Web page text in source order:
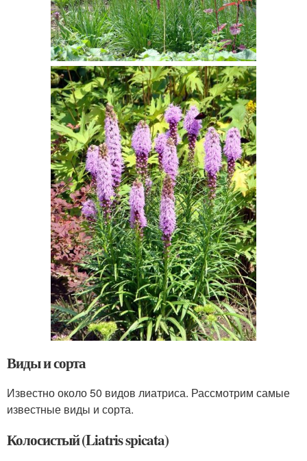
Виды и сорта
Известно около 50 видов лиатриса. Рассмотрим самые
известные виды и сорта.
Колосистый (Liatris spicata)